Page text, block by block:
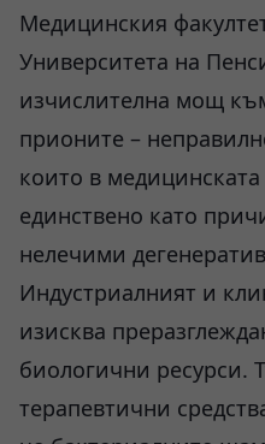
Медицинския
Университета на
изчислителна мощ
прионите –
които в
единствено като
нелечими
Индустриалният и
изисква
биологични ресурси.
терапевтични